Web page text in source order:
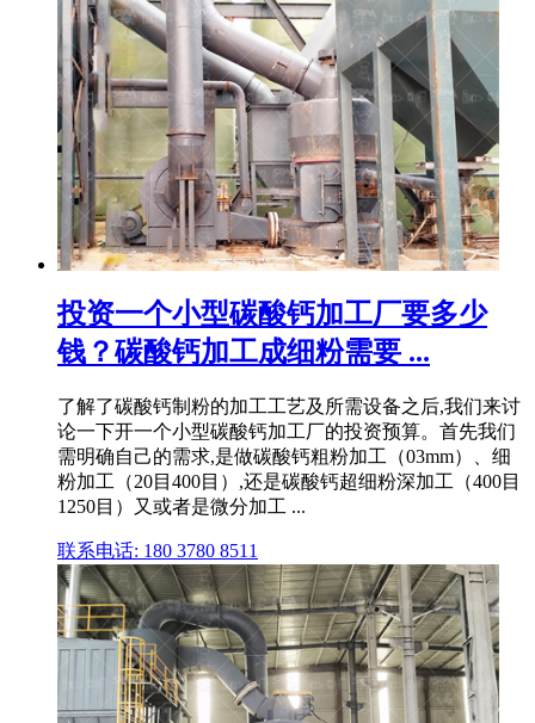
投资一个小型碳酸钙加工厂要多少
钱？碳酸钙加工成细粉需要 ...
了解了碳酸钙制粉的加工工艺及所需设备之后,我们来讨
论一下开一个小型碳酸钙加工厂的投资预算。首先我们
需明确自己的需求,是做碳酸钙粗粉加工（03mm）、细
粉加工（20目400目）,还是碳酸钙超细粉深加工（400目
1250目）又或者是微分加工 ...
联系电话: 180 3780 8511